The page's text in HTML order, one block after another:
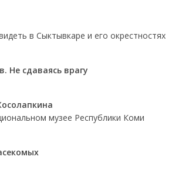
в Сыктывкаре и его окрестностях
Не сдаваясь врагу
музее Республики Коми